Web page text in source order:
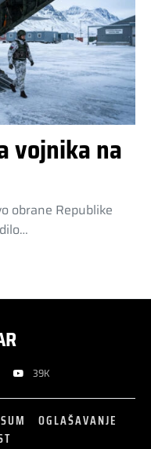
vojnika na
obrane Republike
39K
OGLAŠAVANJE